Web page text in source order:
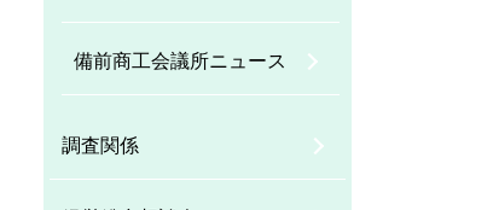
備前商工会議所ニュース
調査関係